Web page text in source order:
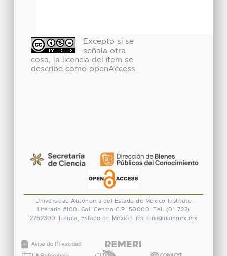
Excepto si se
señala otra
cosa, la licencia del ítem se
describe como openAccess
Universidad Autónoma del Estado de México
Instituto
Literario #100. Col. Centro C.P. 50000. Tel. (01-722)
2262300 Toluca, Estado de México. rectoria@uaemex.mx